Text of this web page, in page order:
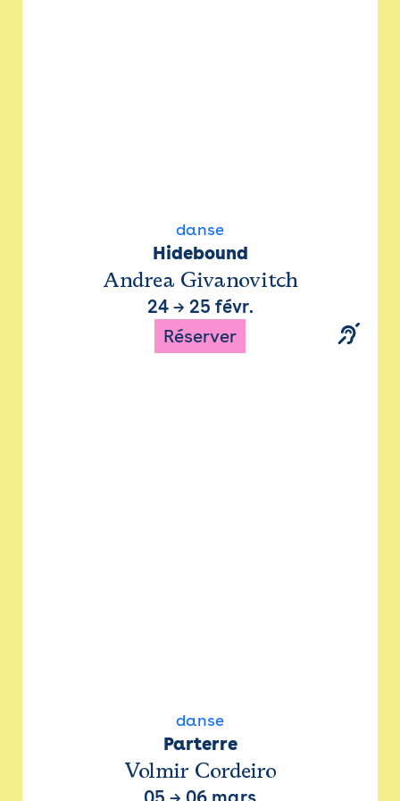
danse
Hidebound
Andrea Givanovitch
24→ 25 févr.
Réserver
danse
Parterre
Volmir Cordeiro